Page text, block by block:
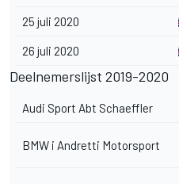
25 juli 2020
26 juli 2020
Deelnemerslijst 2019-2020
Audi Sport Abt Schaeffler
BMW i Andretti Motorsport